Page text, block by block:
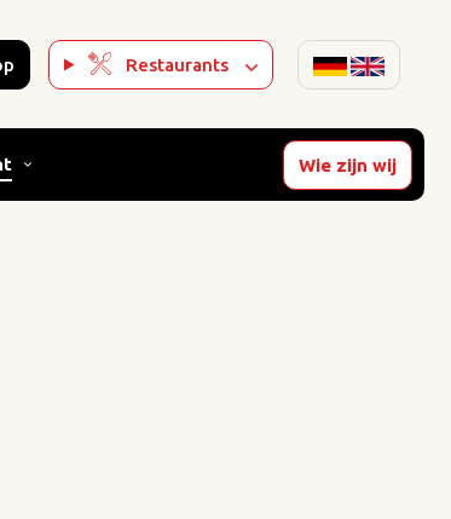
Restaurants
Wie zijn wij